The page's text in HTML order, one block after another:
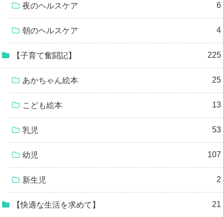
夜のヘルスケア 6
朝のヘルスケア 4
【子育て奮闘記】 225
あかちゃん絵本 25
こども絵本 13
乳児 53
幼児 107
新生児 2
【快適な生活を求めて】 21